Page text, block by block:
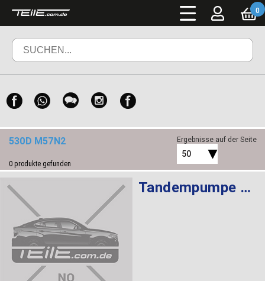
0
530D M57N2
0 produkte gefunden
Ergebnisse auf der Seite
50
Tandempumpe LFR-440 LUK